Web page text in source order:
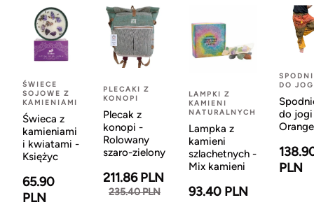
ŚWIECE
SOJOWE Z
KAMIENIAMI
Świeca z
kamieniami
i kwiatami -
Księżyc
65.90
PLN
PLECAKI Z
KONOPI
Plecak z
konopi -
Rolowany
szaro-zielony
211.86 PLN
235.40 PLN
LAMPKI Z
KAMIENI
NATURALNYCH
Lampka z
kamieni
szlachetnych -
Mix kamieni
93.40 PLN
DO
do
Orange
PLN